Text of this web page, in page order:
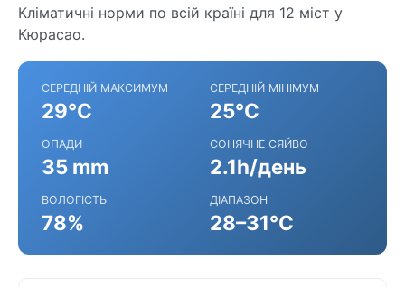
Кліматичні норми по всій країні для 12 міст у
Кюрасао.
СЕРЕДНІЙ МАКСИМУМ
29°C
СЕРЕДНІЙ МІНІМУМ
25°C
ОПАДИ
35 mm
СОНЯЧНЕ СЯЙВО
2.1h/день
ВОЛОГІСТЬ
78%
ДІАПАЗОН
28–31°C